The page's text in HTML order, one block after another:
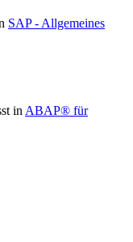
SAP - Allgemeines
in ABAP® für